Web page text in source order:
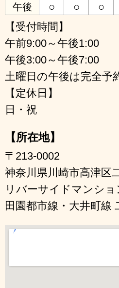
午後 ○ ○ ○
【受付時間】
午前9:00～午後1:00
午後3:00～午後7:00
土曜日の午後は完全予
【定休日】
日・祝
【所在地】
〒213-0002
神奈川県川崎市高津区
リバーサイドマンショ
田園都市線・大井町線